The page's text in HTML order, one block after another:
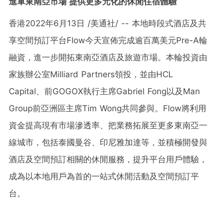
香港2022年6月13日 /美通社/ -- 本地時段式酒店及共
享空間預訂平台Flow今天宣佈完成逾百萬美元Pre-A輪
融資，進一步開拓東南亞酒店及旅遊市場。本輪投資由
家族辦公室Milliard Partners領投，並由HCL
Capital、前GOGOX執行主席Gabriel Fong以及Man
Group前亞洲區主席Tim Wong共同參與。Flow將利用
資金提高現有市場滲透率、把業務拓展至更多東南亞一
線城市，包括泰國曼谷、印尼雅加達等，並積極開發與
酒店及空間預訂相關的休閒服務，提升平台用戶體驗，
成為以本地用戶為首的一站式休閒活動及空間預訂平
台。